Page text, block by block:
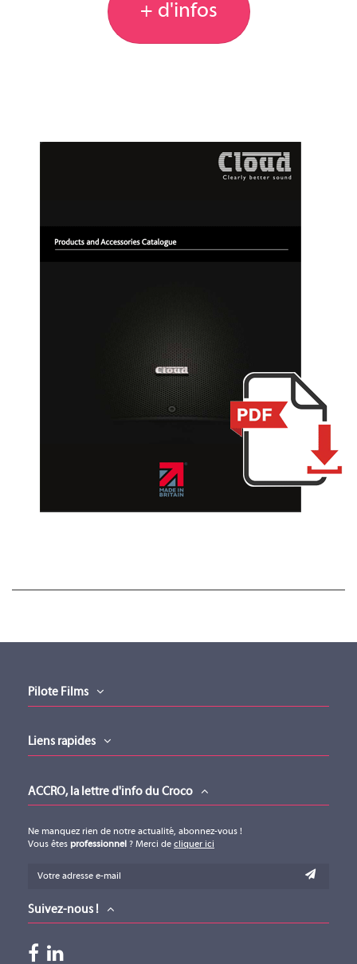
+ d'infos
Pilote Films
Liens rapides
ACCRO, la lettre d'info du Croco
Ne manquez rien de notre actualité, abonnez-vous !
Vous êtes professionnel ? Merci de cliquer ici
Suivez-nous !